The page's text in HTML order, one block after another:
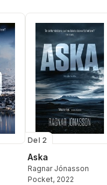
Del 2
Aska
Ragnar Jónasson
Pocket, 2022